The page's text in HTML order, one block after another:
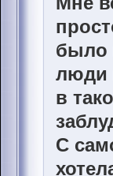
было
люди
в
С